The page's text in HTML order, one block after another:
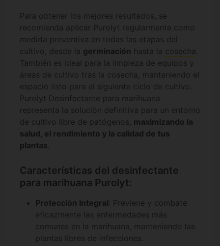
Para obtener los mejores resultados, se
recomienda aplicar Purolyt regularmente como
medida preventiva en todas las etapas del
cultivo, desde la germinación hasta la cosecha .
También es ideal para la limpieza de equipos y
áreas de cultivo tras la cosecha, manteniendo el
espacio listo para el siguiente ciclo de cultivo.
Purolyt Desinfectante para marihuana
representa la solución definitiva para un entorno
de cultivo libre de patógenos, maximizando la
salud, el rendimiento y la calidad de tus
plantas.
Características del desinfectante
para marihuana Purolyt:
Protección Integral: Previene y combate
eficazmente las enfermedades más
comunes en la marihuana, manteniendo las
plantas libres de infecciones.